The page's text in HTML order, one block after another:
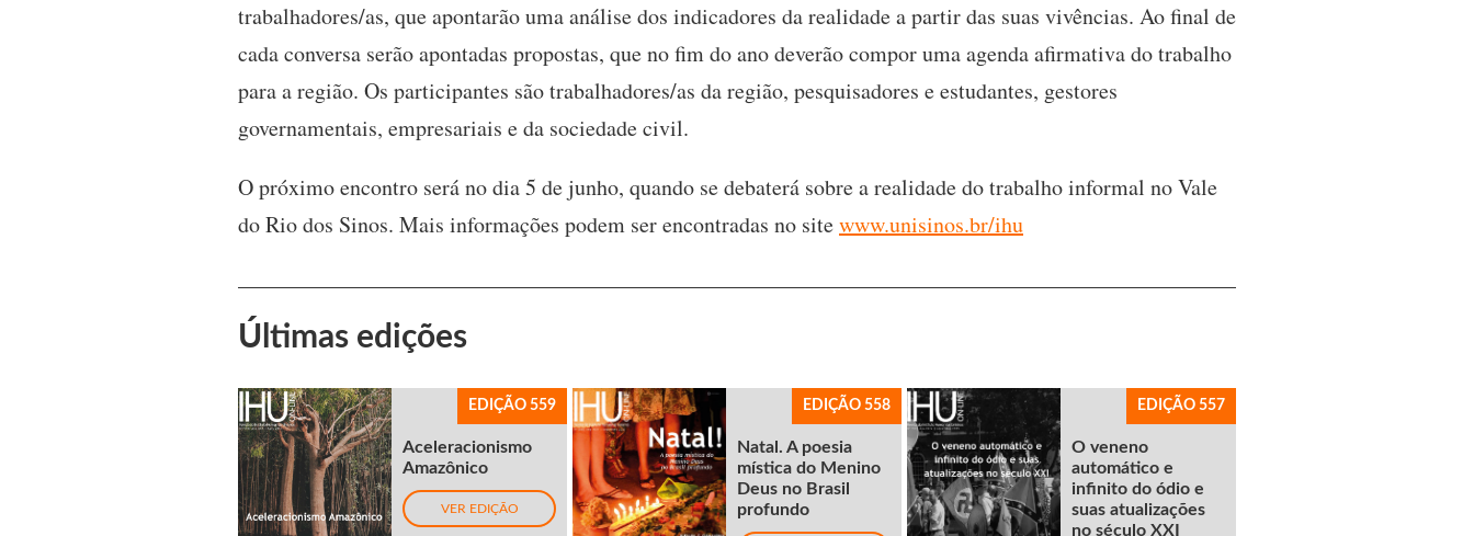
trabalhadores/as, que apontarão uma análise dos indicadores da realidade a partir das suas vivências. Ao final de
cada conversa serão apontadas propostas, que no fim do ano deverão compor uma agenda afirmativa do trabalho
para a região. Os participantes são trabalhadores/as da região, pesquisadores e estudantes, gestores
governamentais, empresariais e da sociedade civil.
O próximo encontro será no dia 5 de junho, quando se debaterá sobre a realidade do trabalho informal no Vale
do Rio dos Sinos. Mais informações podem ser encontradas no sitewww.unisinos.br/ihu
Últimas edições
EDIÇÃO 559
Aceleracionismo
Amazônico
VER EDIÇÃO
EDIÇÃO 558
Natal. A poesia
mística do Menino
Deus no Brasil
profundo
EDIÇÃO 557
O veneno
automático e
infinito do ódio e
suas atualizações
no século XXI